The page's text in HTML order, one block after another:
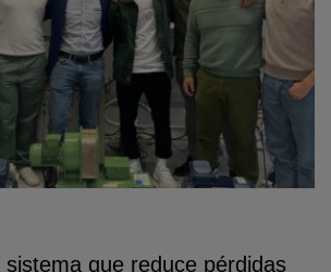
sistema que reduce pérdidas